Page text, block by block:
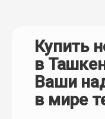
Купить
в
Ваши
в мире